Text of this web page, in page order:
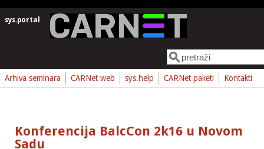
Skoči na glavni sadržaj
sys.portal
Obrazac pretrage
Pretraga
Arhiva seminara CARNet web sys.help CARNet paketi Kontakti
Konferencija BalcCon 2k16 u Novom
Sadu